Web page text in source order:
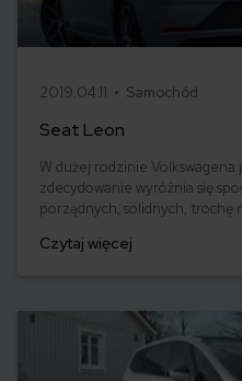
2019.04.11 • Samochód
Seat Leon
W dużej rodzinie
zdecydowanie wyróżnia się
porządnych, solidnych, trochę
przypadku tego samochodu
Czytaj więcej